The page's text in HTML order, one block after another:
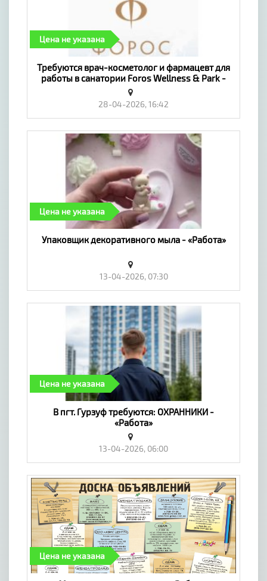
Цена не указана
Требуются врач-косметолог и фармацевт для
работы в санатории Foros Wellness & Park -
«Работа»
28-04-2026, 16:42
Цена не указана
Упаковщик декоративного мыла - «Работа»
13-04-2026, 07:30
Цена не указана
В пгт. Гурзуф требуются: ОХРАННИКИ -
«Работа»
13-04-2026, 06:00
Цена не указана